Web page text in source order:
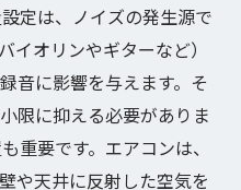
定は、ノイズの発生源で
イオリンやギターなど）
音に影響を与えます。そ
限に抑える必要がありま
重要です。エアコンは、
や天井に反射した空気を